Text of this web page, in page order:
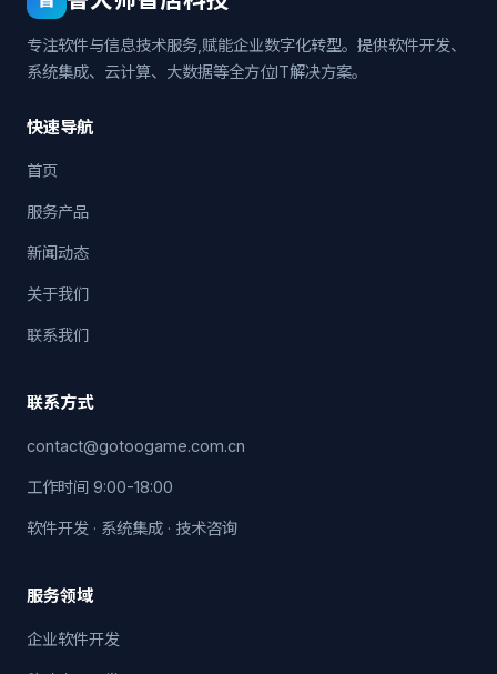
专注软件与信息技术服务,赋能企业数字化转型。提供软件开发、
系统集成、云计算、大数据等全方位IT解决方案。
快速导航
首页
服务产品
新闻动态
关于我们
联系我们
联系方式
contact@gotoogame.com.cn
工作时间 9:00-18:00
软件开发 · 系统集成 · 技术咨询
服务领域
企业软件开发